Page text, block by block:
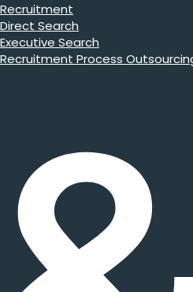
Recruitment
Direct Search
Executive Search
Recruitment Process